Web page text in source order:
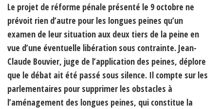
Le projet de réforme pénale présenté le 9 octobre ne
prévoit rien d’autre pour les longues peines qu’un
examen de leur situation aux deux tiers de la peine en
vue d’une éventuelle libération sous contrainte. Jean-
Claude Bouvier, juge de l’application des peines, déplore
que le débat ait été passé sous silence. Il compte sur les
parlementaires pour supprimer les obstacles à
l’aménagement des longues peines, qui constitue la